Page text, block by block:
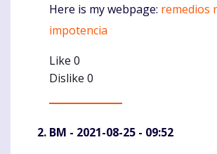
Here is my webpage: remedios
impotencia
Like 0
Dislike 0
BM - 2021-08-25 - 09:52